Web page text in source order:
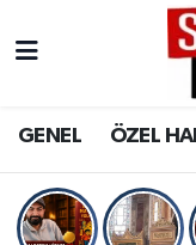
GENEL ÖZEL
OSMANİYE
Osmaniye
Osmaniye